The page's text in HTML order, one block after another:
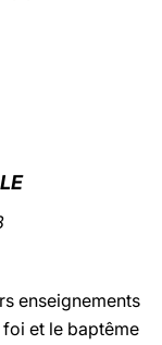
enseignements
et le baptême